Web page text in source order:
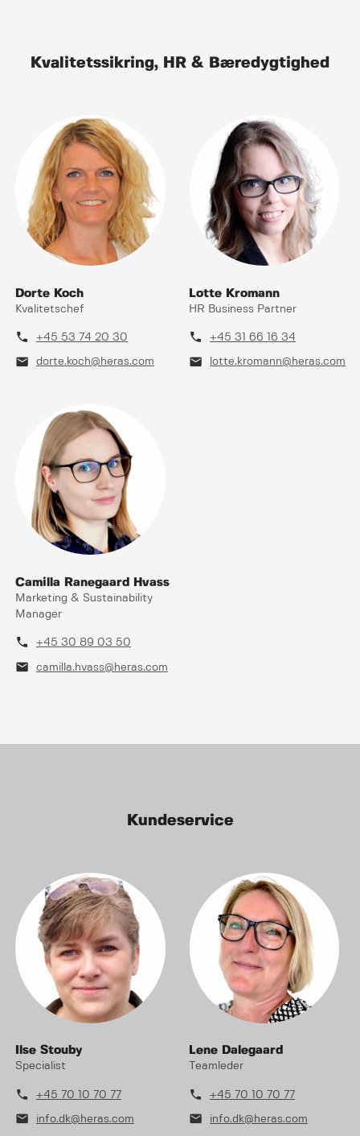
Kvalitetssikring, HR & Bæredygtighed
Dorte Koch
Kvalitetschef
phone +45 53 74 20 30
mail dorte.koch@heras.com
Lotte Kromann
HR Business Partner
phone +45 31 66 16 34
mail lotte.kromann@heras.com
Camilla Ranegaard Hvass
Marketing & Sustainability
Manager
phone +45 30 89 03 50
mail camilla.hvass@heras.com
Kundeservice
Ilse Stouby
Specialist
phone +45 70 10 70 77
mail info.dk@heras.com
Lene Dalegaard
Teamleder
phone +45 70 10 70 77
mail info.dk@heras.com